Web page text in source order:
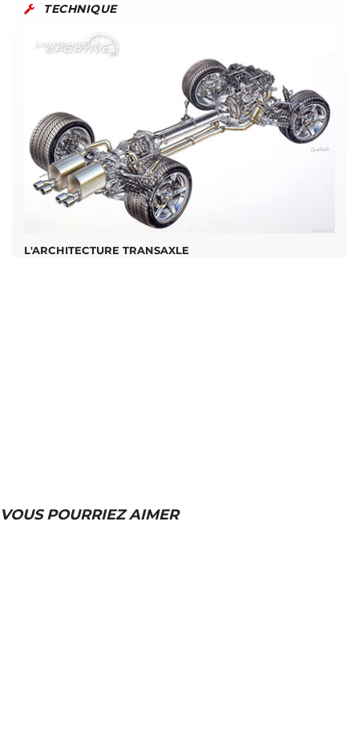
TECHNIQUE
L'ARCHITECTURE TRANSAXLE
VOUS POURRIEZ AIMER